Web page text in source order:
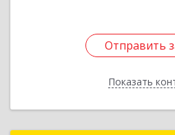
Отправить
Показать
Отправить
Назад